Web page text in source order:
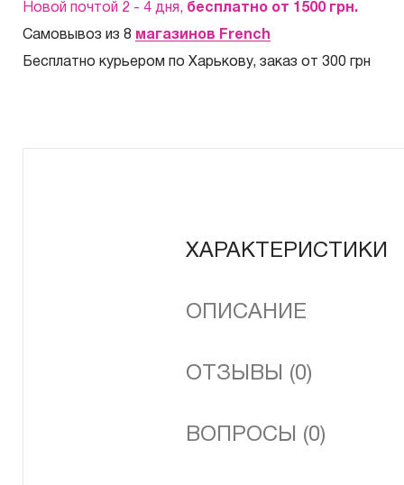
Новой почтой 2 - 4 дня, бесплатно от 1500 грн.
Самовывоз из 8 магазинов French
Бесплатно курьером по Харькову, заказ от 300 грн
ХАРАКТЕРИСТИКИ
ОПИСАНИЕ
ОТЗЫВЫ (0)
ВОПРОСЫ (0)